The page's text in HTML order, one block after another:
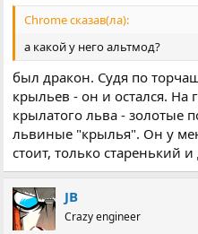
Chrome сказав(ла):
а какой у него альтмод?
был дракон. Судя по
крыльев - он и остался. На
крылатого льва - золотые
львиные "крылья". Он у
стоит, только старенький
JB
Crazy engineer